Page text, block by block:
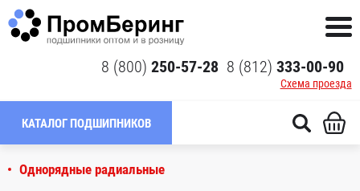
8 (800) 250-57-28 8 (812) 333-00-90
Схема проезда
КАТАЛОГ ПОДШИПНИКОВ
Однорядные радиальные